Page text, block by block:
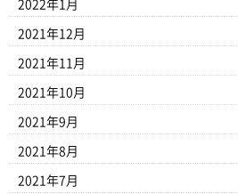
2022年1月
2021年12月
2021年11月
2021年10月
2021年9月
2021年8月
2021年7月